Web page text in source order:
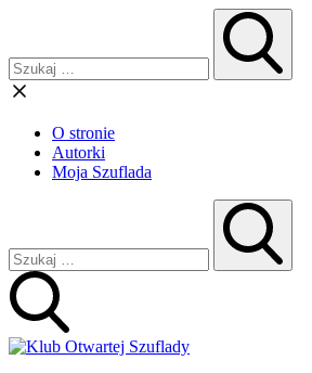
O stronie
Autorki
Moja Szuflada